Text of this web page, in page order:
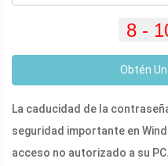
Obtén
La caducidad de la
seguridad importante en
acceso no autorizado a su